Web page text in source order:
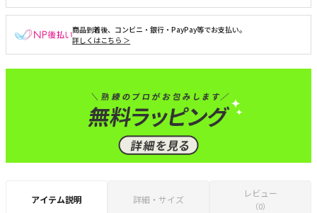
商品到着後、コンビニ・銀行・PayPay等でお支払い。
詳しくはこちら ＞
アイテム説明 詳細・サイズ
レビュー
（0）